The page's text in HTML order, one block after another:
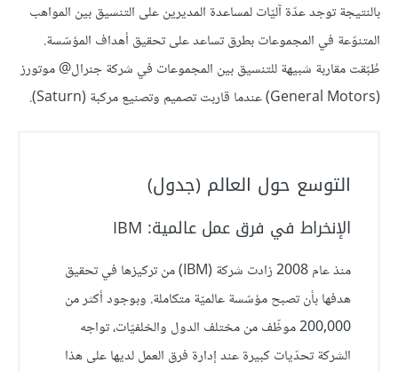
بالنتيجة توجد عدّة آليّات لمساعدة المديرين على التنسيق بين المواهب
المتنوّعة في المجموعات بطرق تساعد على تحقيق أهداف المؤسّسة.
طُبّقت مقاربة شبيهة للتنسيق بين المجموعات في شركة جنرال@ موتورز
(General Motors) عندما قاربت تصميم وتصنيع مركبة (Saturn).
التوسع حول العالم (جدول)
الإنخراط في فرق عمل عالمية: IBM
منذ عام 2008 زادت شركة (IBM) من تركيزها في تحقيق
هدفها بأن تصبح مؤسّسة عالميّة متكاملة. وبوجود أكثر من
200,000 موظّف من مختلف الدول والخلفيّات، تواجه
الشركة تحدّيات كبيرة عند إدارة فرق العمل لديها على هذا